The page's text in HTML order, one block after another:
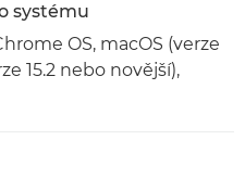
systému
OS, macOS (verze
15.2 nebo novější),